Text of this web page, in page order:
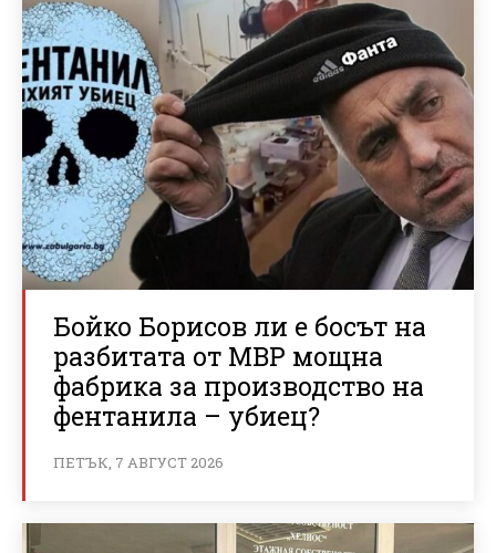
Бойко Борисов ли е босът на
разбитата от МВР мощна
фабрика за производство на
фентанила – убиец?
ПЕТЪК, 7 АВГУСТ 2026